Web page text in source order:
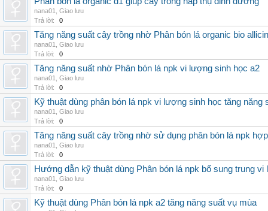
nana01
Giao lưu
Trả lời:
0
Tăng năng suất cây trồng nhờ Phân bón lá organic bio allicin
nana01
Giao lưu
Trả lời:
0
Tăng năng suất nhờ Phân bón lá npk vi lượng sinh học a2
nana01
Giao lưu
Trả lời:
0
Kỹ thuật dùng phân bón lá npk vi lượng sinh học tăng năng
nana01
Giao lưu
Trả lời:
0
Tăng năng suất cây trồng nhờ sử dụng phân bón lá npk
nana01
Giao lưu
Trả lời:
0
Hướng dẫn kỹ thuật dùng Phân bón lá npk bổ sung trung vi
nana01
Giao lưu
Trả lời:
0
Kỹ thuật dùng Phân bón lá npk a2 tăng năng suất vụ mùa